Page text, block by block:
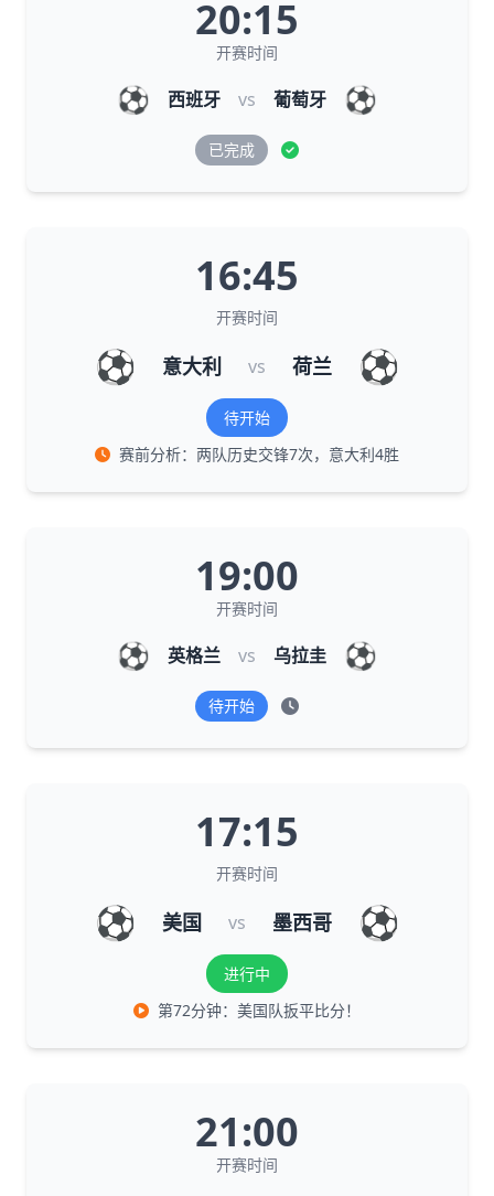
20:15
开赛时间
⚽ 西班牙 vs 葡萄牙 ⚽
已完成
16:45
开赛时间
⚽ 意大利 vs 荷兰 ⚽
待开始
赛前分析：两队历史交锋7次，意大利4胜
19:00
开赛时间
⚽ 英格兰 vs 乌拉圭 ⚽
待开始
17:15
开赛时间
⚽ 美国 vs 墨西哥 ⚽
进行中
第72分钟：美国队扳平比分！
21:00
开赛时间